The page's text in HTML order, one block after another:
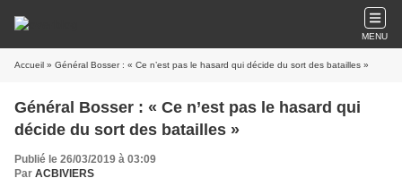
MENU
Accueil » Général Bosser : « Ce n’est pas le hasard qui décide du sort des batailles »
Général Bosser : « Ce n’est pas le hasard qui
décide du sort des batailles »
Publié le 26/03/2019 à 03:09
Par ACBIVIERS